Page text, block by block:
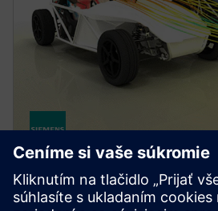
FLUIDS AND THERMAL
Simcenter STAR-